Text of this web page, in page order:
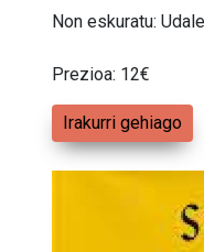
Non eskuratu:
Prezioa: 12€
Irakurri gehiago